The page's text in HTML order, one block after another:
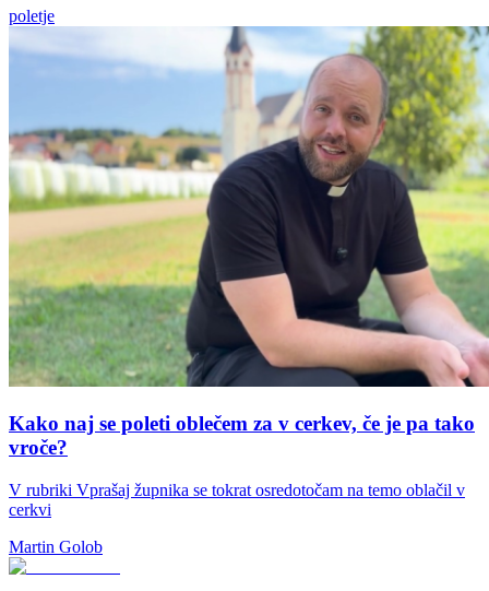
poletje
Kako naj se poleti oblečem za v cerkev, če je pa tako
vroče?
V rubriki Vprašaj župnika se tokrat osredotočam na temo oblačil v
cerkvi
Martin Golob